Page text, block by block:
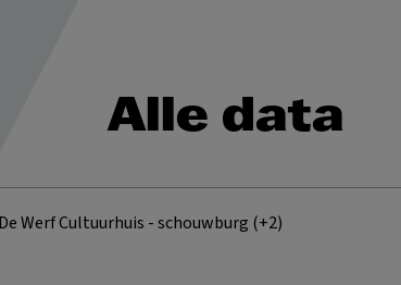
Alle data
De Werf Cultuurhuis - schouwburg (+2)